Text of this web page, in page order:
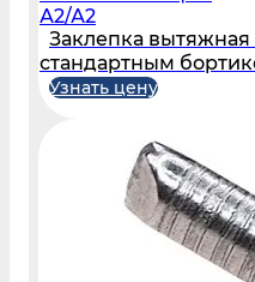
А2/А2
Заклепка вытяжная
стандартным
Узнать цену